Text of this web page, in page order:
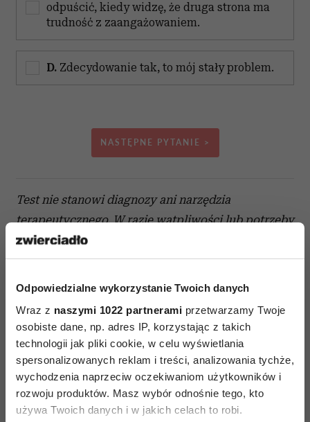
Odpowiedzialne wykorzystanie Twoich danych
Wraz z naszymi 1022 partnerami przetwarzamy Twoje
osobiste dane, np. adres IP, korzystając z takich
technologii jak pliki cookie, w celu wyświetlania
spersonalizowanych reklam i treści, analizowania tychże,
wychodzenia naprzeciw oczekiwaniom użytkowników i
rozwoju produktów. Masz wybór odnośnie tego, kto
używa Twoich danych i w jakich celach to robi.
odpuścić, kiedy widzę, że druga strona ma
trudność z zaangażowaniem.
D. Zdecydowanie tak, to mój stały problem.
NASTĘPNE PYTANIE >
Test nie stanowi diagnozy ani narzędzia
terapeutycznego. W razie wątpliwości lub potrzeby
wsparcia skonsultuj się z ekspertem, np.
psychoterapeutą.